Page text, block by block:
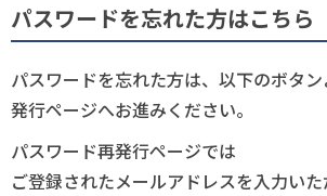
パスワードを忘れた方はこちら
パスワードを忘れた方は、以下のボタ
発行ページへお進みください。
パスワード再発行ページでは
ご登録されたメールアドレスを入力い